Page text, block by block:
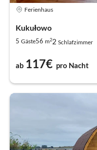
Ferienhaus
Kukułowo
5 Gäste56 m22 Schlafzimmer
ab 117€ pro Nacht